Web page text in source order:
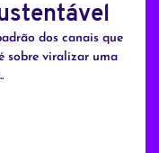
dos canais que
sobre viralizar uma